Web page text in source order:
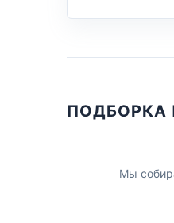
ПОДБОРКА
Мы